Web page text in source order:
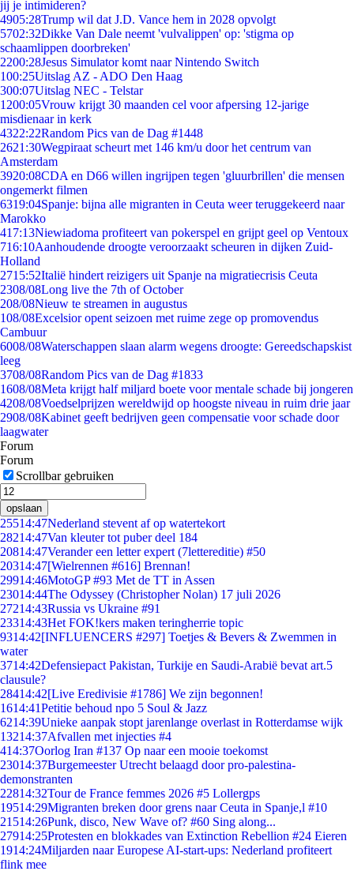
jij je intimideren?
4905:28Trump wil dat J.D. Vance hem in 2028 opvolgt
5702:32Dikke Van Dale neemt 'vulvalippen' op: 'stigma op
schaamlippen doorbreken'
2200:28Jesus Simulator komt naar Nintendo Switch
100:25Uitslag AZ - ADO Den Haag
300:07Uitslag NEC - Telstar
1200:05Vrouw krijgt 30 maanden cel voor afpersing 12-jarige
misdienaar in kerk
4322:22Random Pics van de Dag #1448
2621:30Wegpiraat scheurt met 146 km/u door het centrum van
Amsterdam
3920:08CDA en D66 willen ingrijpen tegen 'gluurbrillen' die mensen
ongemerkt filmen
6319:04Spanje: bijna alle migranten in Ceuta weer teruggekeerd naar
Marokko
417:13Niewiadoma profiteert van pokerspel en grijpt geel op Ventoux
716:10Aanhoudende droogte veroorzaakt scheuren in dijken Zuid-
Holland
2715:52Italië hindert reizigers uit Spanje na migratiecrisis Ceuta
2308/08Long live the 7th of October
208/08Nieuw te streamen in augustus
108/08Excelsior opent seizoen met ruime zege op promovendus
Cambuur
6008/08Waterschappen slaan alarm wegens droogte: Gereedschapskist
leeg
3708/08Random Pics van de Dag #1833
1608/08Meta krijgt half miljard boete voor mentale schade bij jongeren
4208/08Voedselprijzen wereldwijd op hoogste niveau in ruim drie jaar
2908/08Kabinet geeft bedrijven geen compensatie voor schade door
laagwater
Forum
Forum
Scrollbar gebruiken
opslaan
25514:47Nederland stevent af op watertekort
28214:47Van kleuter tot puber deel 184
20814:47Verander een letter expert (7lettereditie) #50
20314:47[Wielrennen #616] Brennan!
29914:46MotoGP #93 Met de TT in Assen
23014:44The Odyssey (Christopher Nolan) 17 juli 2026
27214:43Russia vs Ukraine #91
23314:43Het FOK!kers maken teringherrie topic
9314:42[INFLUENCERS #297] Toetjes & Bevers & Zwemmen in
water
3714:42Defensiepact Pakistan, Turkije en Saudi-Arabië bevat art.5
clausule?
28414:42[Live Eredivisie #1786] We zijn begonnen!
1614:41Petitie behoud npo 5 Soul & Jazz
6214:39Unieke aanpak stopt jarenlange overlast in Rotterdamse wijk
13214:37Afvallen met injecties #4
414:37Oorlog Iran #137 Op naar een mooie toekomst
23014:37Burgemeester Utrecht belaagd door pro-palestina-
demonstranten
22814:32Tour de France femmes 2026 #5 Lollergps
19514:29Migranten breken door grens naar Ceuta in Spanje,l #10
21514:26Punk, disco, New Wave of? #60 Sing along...
27914:25Protesten en blokkades van Extinction Rebellion #24 Eieren
1914:24Miljarden naar Europese AI-start-ups: Nederland profiteert
flink mee